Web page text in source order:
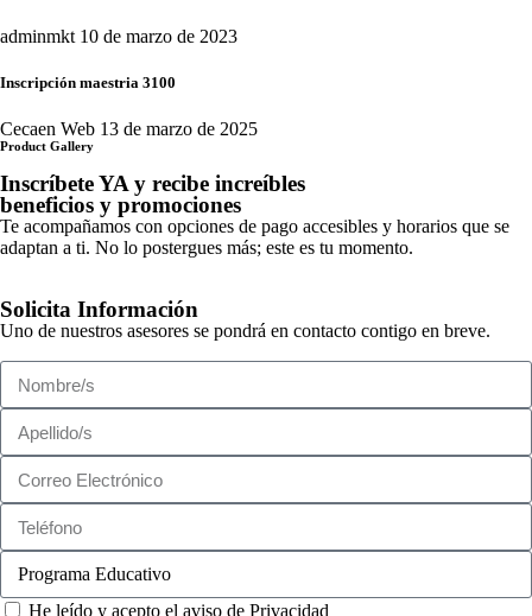
adminmkt 10 de marzo de 2023
Inscripción maestria 3100
Cecaen Web 13 de marzo de 2025
Product Gallery
Inscríbete YA y recibe increíbles
beneficios y promociones
Te acompañamos con opciones de pago accesibles y horarios que se
adaptan a ti. No lo postergues más; este es tu momento.
Solicita Información
Uno de nuestros asesores se pondrá en contacto contigo en breve.
He leído y acepto el aviso de Privacidad